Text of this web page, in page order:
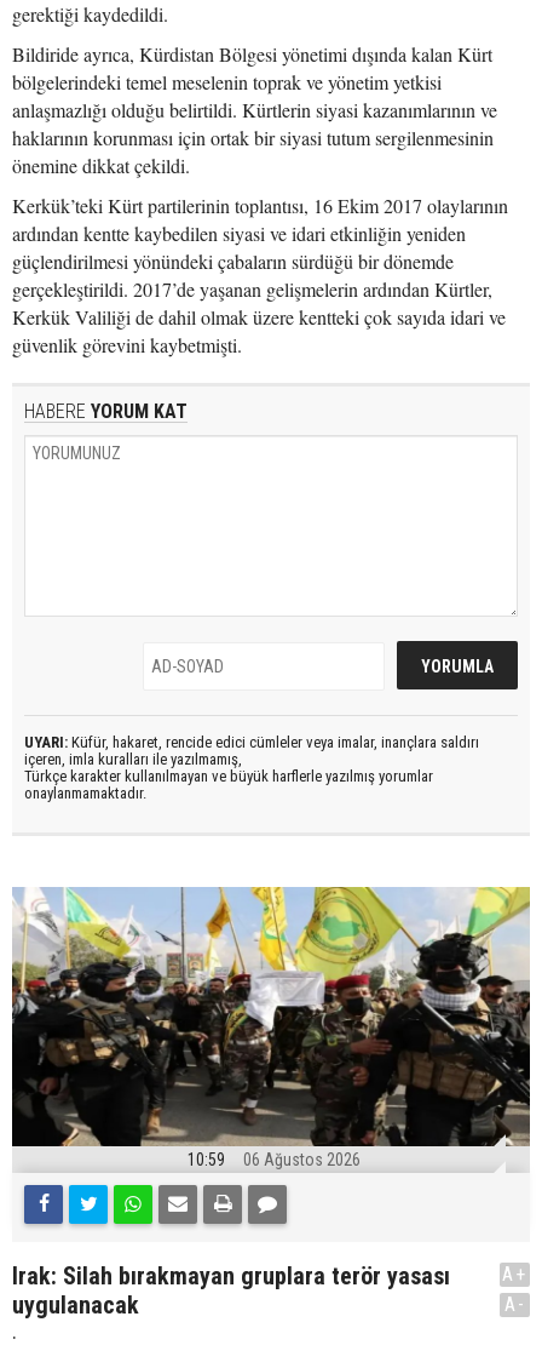
gerektiği kaydedildi.
Bildiride ayrıca, Kürdistan Bölgesi yönetimi dışında kalan Kürt
bölgelerindeki temel meselenin toprak ve yönetim yetkisi
anlaşmazlığı olduğu belirtildi. Kürtlerin siyasi kazanımlarının ve
haklarının korunması için ortak bir siyasi tutum sergilenmesinin
önemine dikkat çekildi.
Kerkük’teki Kürt partilerinin toplantısı, 16 Ekim 2017 olaylarının
ardından kentte kaybedilen siyasi ve idari etkinliğin yeniden
güçlendirilmesi yönündeki çabaların sürdüğü bir dönemde
gerçekleştirildi. 2017’de yaşanan gelişmelerin ardından Kürtler,
Kerkük Valiliği de dahil olmak üzere kentteki çok sayıda idari ve
güvenlik görevini kaybetmişti.
HABERE YORUM KAT
UYARI: Küfür, hakaret, rencide edici cümleler veya imalar, inançlara saldırı
içeren, imla kuralları ile yazılmamış,
Türkçe karakter kullanılmayan ve büyük harflerle yazılmış yorumlar
onaylanmamaktadır.
10:59 06 Ağustos 2026
Irak: Silah bırakmayan gruplara terör yasası
uygulanacak
.
A+
A-